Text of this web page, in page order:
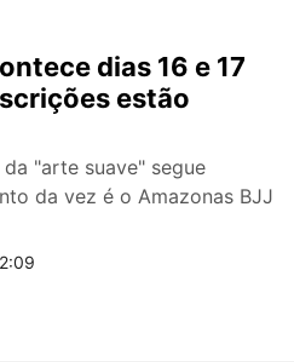
dias 16 e 17
estão
"arte suave" segue
da vez é o Amazonas BJJ